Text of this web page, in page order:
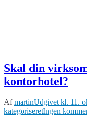
Skal din
kontorhotel?
AfmartinUdgivet kl. 11.
kategoriseretIngen